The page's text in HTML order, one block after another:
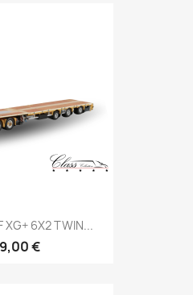
XG+ 6X2 TWIN...
€